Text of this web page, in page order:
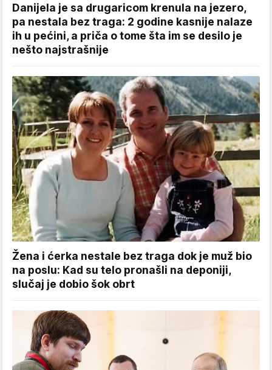
Danijela je sa drugaricom krenula na jezero,
pa nestala bez traga: 2 godine kasnije nalaze
ih u pećini, a priča o tome šta im se desilo je
nešto najstrašnije
Žena i ćerka nestale bez traga dok je muž bio
na poslu: Kad su telo pronašli na deponiji,
slučaj je dobio šok obrt